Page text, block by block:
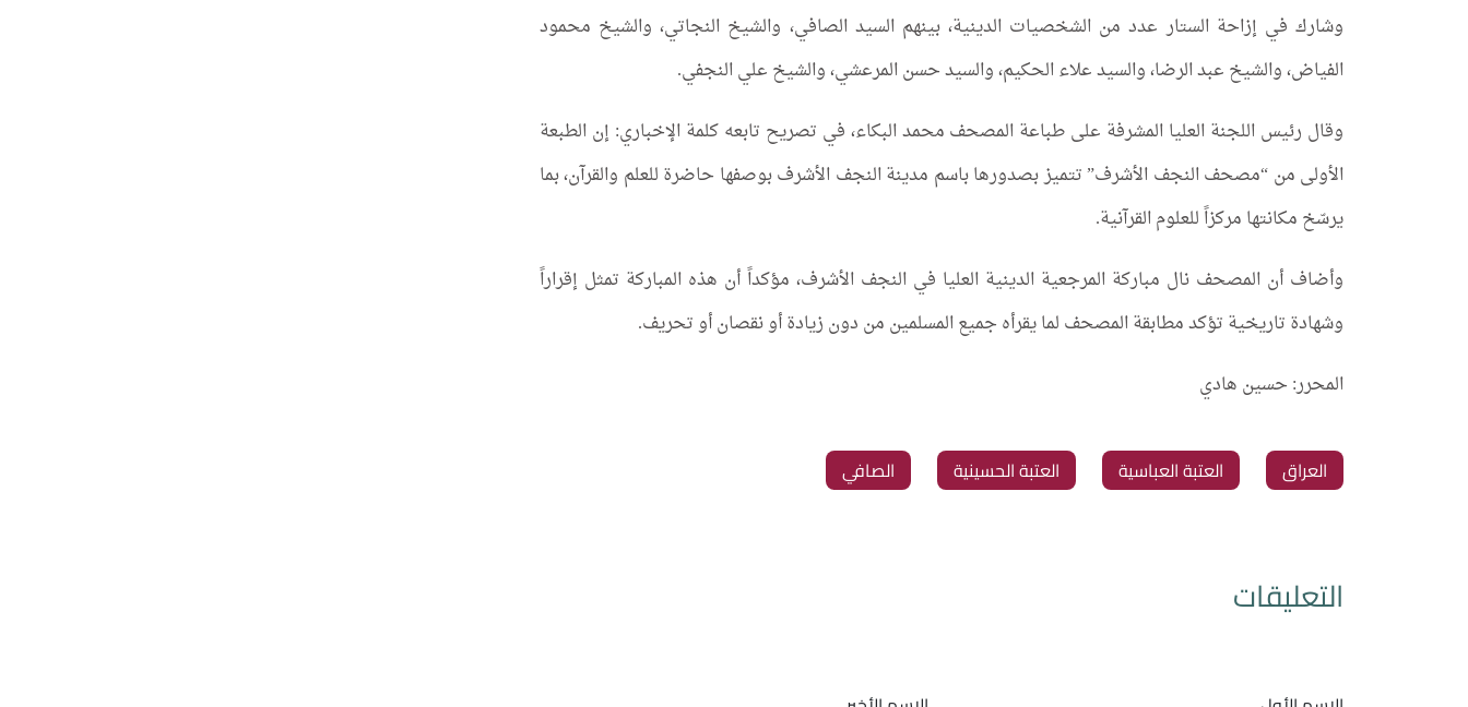
وشارك في إزاحة الستار عدد من الشخصيات الدينية، بينهم السيد الصافي، والشيخ النجاتي، والشيخ محمود
الفياض، والشيخ عبد الرضا، والسيد علاء الحكيم، والسيد حسن المرعشي، والشيخ علي النجفي.
وقال رئيس اللجنة العليا المشرفة على طباعة المصحف محمد البكاء، في تصريح تابعه كلمة الإخباري: إن الطبعة
الأولى من “مصحف النجف الأشرف” تتميز بصدورها باسم مدينة النجف الأشرف بوصفها حاضرة للعلم والقرآن، بما
يرسّخ مكانتها مركزاً للعلوم القرآنية.
وأضاف أن المصحف نال مباركة المرجعية الدينية العليا في النجف الأشرف، مؤكداً أن هذه المباركة تمثل إقراراً
وشهادة تاريخية تؤكد مطابقة المصحف لما يقرأه جميع المسلمين من دون زيادة أو نقصان أو تحريف.
المحرر: حسين هادي
العراق العتبة العباسية العتبة الحسينية الصافي
التعليقات